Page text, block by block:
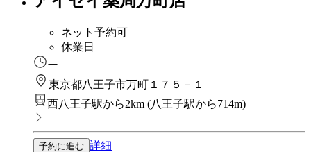
ネット予約可
休業日
ー
東京都八王子市万町１７５－１
西八王子駅から2km (八王子駅から714m)
予約に進む 詳細